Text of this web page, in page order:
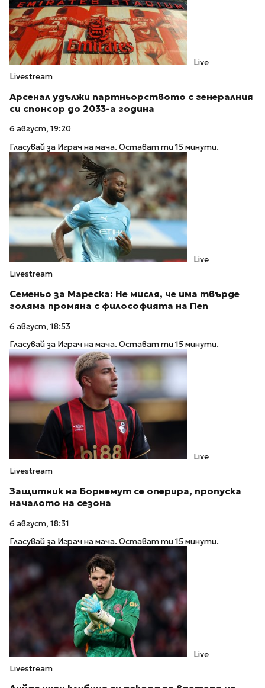
Live
Livestream
Арсенал удължи партньорството с генералния
си спонсор до 2033-а година
6 август, 19:20
Гласувай за Играч на мача. Остават ти 15 минути.
Live
Livestream
Семеньо за Мареска: Не мисля, че има твърде
голяма промяна с философията на Пеп
6 август, 18:53
Гласувай за Играч на мача. Остават ти 15 минути.
Live
Livestream
Защитник на Борнемут се оперира, пропуска
началото на сезона
6 август, 18:31
Гласувай за Играч на мача. Остават ти 15 минути.
Live
Livestream